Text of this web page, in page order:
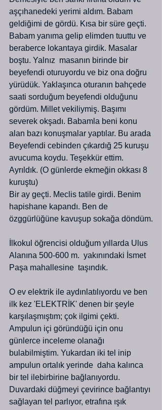
aşçıhanedeki yerimi aldım. Babam
geldiğimi de gördü. Kısa bir süre geçti.
Babam yanıma gelip elimden tuuttu ve
beraberce lokantaya girdik. Masalar
boştu. Yalnız  masanın birinde bir
beyefendi oturuyordu ve biz ona doğru
yürüdük. Yaklaşınca oturanın bahçede
saati sorduğum beyefendi olduğunu
gördüm. Millet vekiliymiş. Başımı
severek okşadı. Babamla beni konu
alan bazı konuşmalar yaptılar. Bu arada
Beyefendi cebinden çıkardığ 25 kuruşu
avucuma koydu. Teşekkür ettim.
Ayrıldık. (O günlerde ekmeğin okkası 8
kuruştu)
Bir ay geçti. Meclis tatile girdi. Benim
hapishane kapandı. Ben de
özggürlüğüne kavuşup sokağa döndüm.
İlkokul öğrencisi olduğum yıllarda Ulus
Alanına 500-600 m.  yakınındaki İsmet
Paşa mahallesine  taşındık.
O ev elektrik ile aydınlatılıyordu ve ben
ilk kez 'ELEKTRİK' denen bir şeyle
karşılaşmıştım; çok ilgimi çekti.
Ampulun içi göründüğü için onu
günlerce inceleme olanağı
bulabilmiştim. Yukardan iki tel inip
ampulun ortalık yerinde  daha kalınca
bir tel ilebirbirine bağlanıyordu.
Duvardaki düğmeyi çevirince bağlantıyı
sağlayan tel parlıyor, etrafına ışık